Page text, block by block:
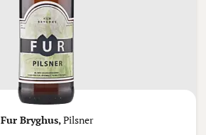
Fur Bryghus,Pilsner